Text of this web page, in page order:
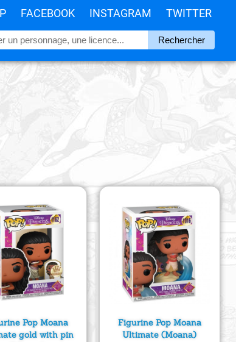
FACEBOOK INSTAGRAM TWITTER
Pop Moana
gold with pin
Figurine Pop Moana
Ultimate (Moana)